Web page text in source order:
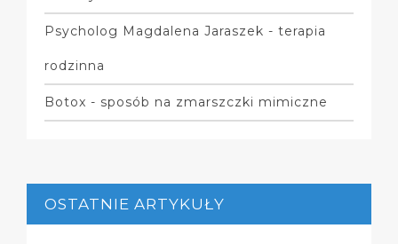
Psycholog Magdalena Jaraszek - terapia
rodzinna
Botox - sposób na zmarszczki mimiczne
OSTATNIE ARTYKUŁY